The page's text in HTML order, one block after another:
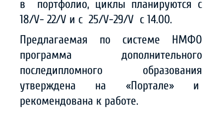
в портфолио, циклы планируются с
18/V- 22/V и с 25/V-29/V с 14.00.
Предлагаемая по системе НМФО
программа дополнительного
последипломного образования
утверждена на «Портале» и
рекомендована к работе.